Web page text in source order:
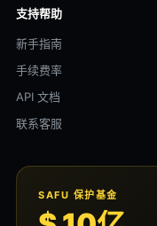
支持帮助
新手指南
手续费率
API 文档
联系客服
SAFU 保护基金